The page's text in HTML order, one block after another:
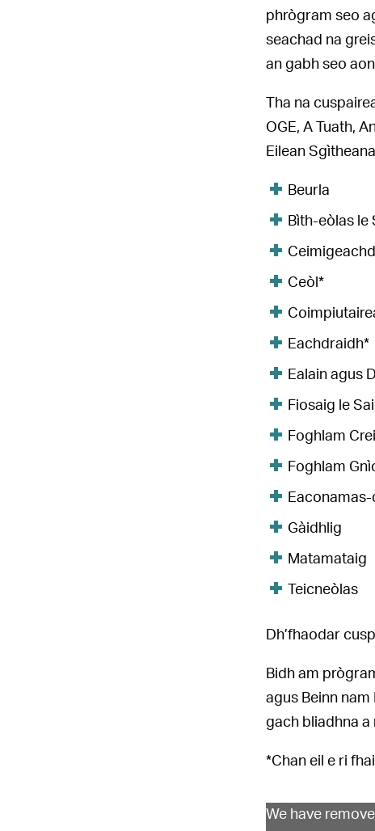
phrògram seo
seachad na
an gabh seo
Tha na
OGE, A Tuath,
Eilean
Beurla
Bìth-eòlas le
Ceòl*
Eachdraidh*
Ealain agus
Fiosaig le
Foghlam
Foghlam
Gàidhlig
Matamataig
Teicneòlas
Dh’fhaodar
Bidh am
agus Beinn nam
gach bliadhna a
*Chan eil e ri
We have